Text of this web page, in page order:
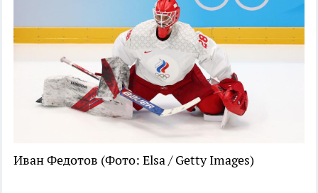
Иван Федотов (Фото: Elsa / Getty Images)